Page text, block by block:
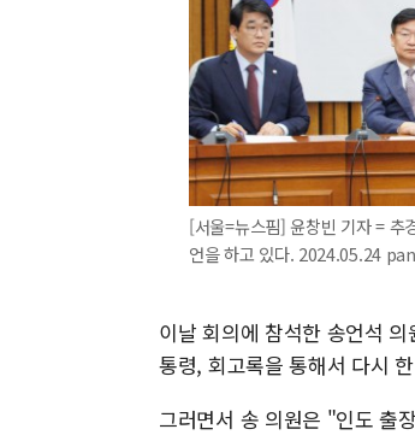
[서울=뉴스핌] 윤창빈 기자 = 추
언을 하고 있다. 2024.05.24
이날 회의에 참석한 송언석
통령, 회고록을 통해서 다시
그러면서 송 의원은 "인도 출